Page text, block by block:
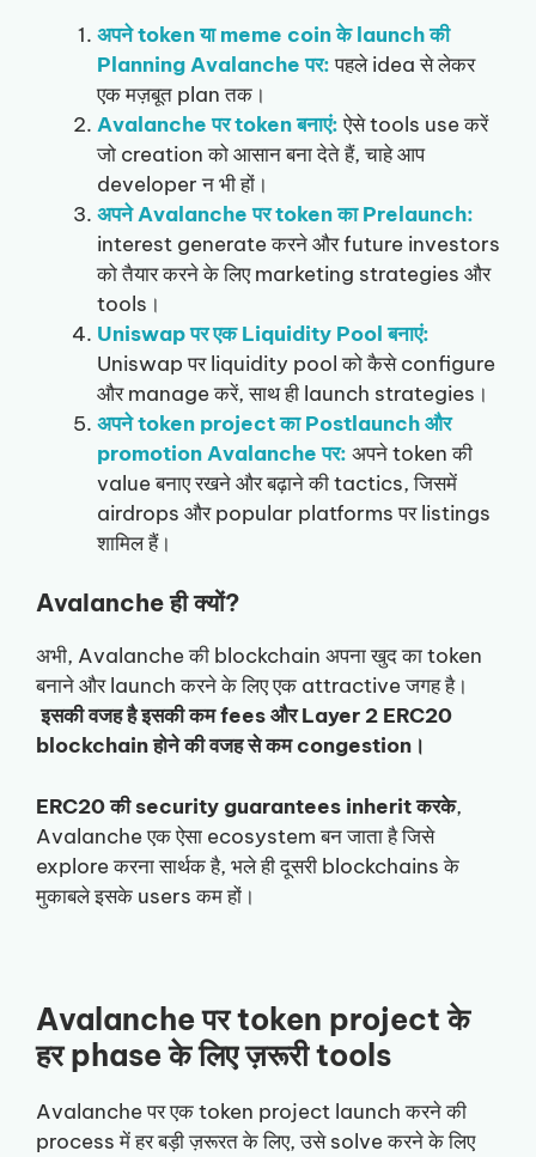
अपने token या meme coin के launch की
PlanningAvalanche पर:पहले idea से लेकर
एक मज़बूत plan तक।
Avalanche पर token बनाएं: ऐसे tools use करें
जो creation को आसान बना देते हैं, चाहे आप
developer न भी हों।
अपनेAvalanche पर token का Prelaunch:
interest generate करने और future investors
को तैयार करने के लिए marketing strategies और
tools।
Uniswap पर एक Liquidity Pool बनाएं:
Uniswap पर liquidity pool को कैसे configure
और manage करें, साथ ही launch strategies।
अपने token project का Postlaunch और
promotionAvalanche पर: अपने token की
value बनाए रखने और बढ़ाने की tactics, जिसमें
airdrops और popular platforms पर listings
शामिल हैं।
Avalanche ही क्यों?
अभी, Avalanche की blockchain अपना खुद का token
बनाने और launch करने के लिए एक attractive जगह है।
इसकी वजह है इसकी कम fees और Layer 2 ERC20
blockchain होने की वजह से कम congestion।
ERC20 की security guarantees inherit करके,
Avalanche एक ऐसा ecosystem बन जाता है जिसे
explore करना सार्थक है, भले ही दूसरी blockchains के
मुकाबले इसके users कम हों।
Avalanche पर token project के
हर phase के लिए ज़रूरी tools
Avalanche पर एक token project launch करने की
process में हर बड़ी ज़रूरत के लिए, उसे solve करने के लिए